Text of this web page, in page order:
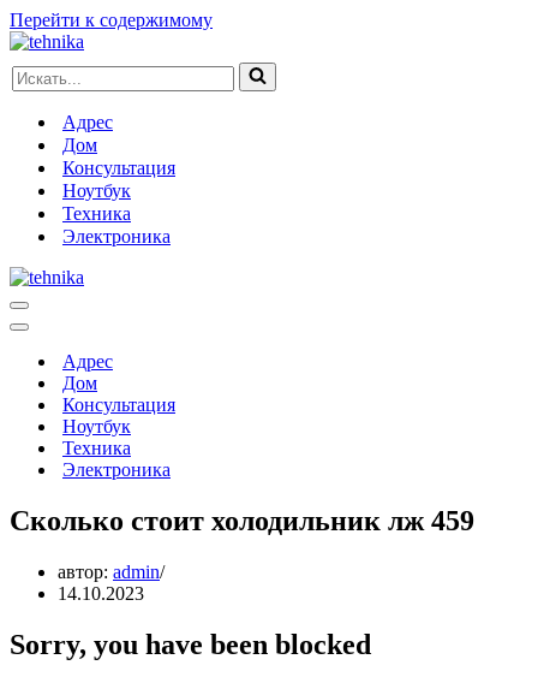
Перейти к содержимому
Искать...
Адрес
Дом
Консультация
Ноутбук
Техника
Электроника
Меню
навигации
Меню
навигацииАдрес
Дом
Консультация
Ноутбук
Техника
Электроника
Сколько стоит холодильник лж 459
автор: admin
14.10.2023
Sorry, you have been blocked